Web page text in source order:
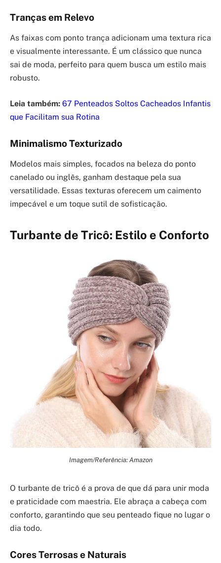
Tranças em Relevo
As faixas com ponto trança adicionam uma textura rica
e visualmente interessante. É um clássico que nunca
sai de moda, perfeito para quem busca um estilo mais
robusto.
Leia também: 67 Penteados Soltos Cacheados Infantis
que Facilitam sua Rotina
Minimalismo Texturizado
Modelos mais simples, focados na beleza do ponto
canelado ou inglês, ganham destaque pela sua
versatilidade. Essas texturas oferecem um caimento
impecável e um toque sutil de sofisticação.
Turbante de Tricô: Estilo e Conforto
Imagem/Referência: Amazon
O turbante de tricô é a prova de que dá para unir moda
e praticidade com maestria. Ele abraça a cabeça com
conforto, garantindo que seu penteado fique no lugar o
dia todo.
Cores Terrosas e Naturais